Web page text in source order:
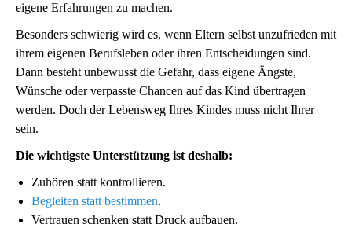
eigene Erfahrungen zu machen.
Besonders schwierig wird es, wenn Eltern selbst unzufrieden mit
ihrem eigenen Berufsleben oder ihren Entscheidungen sind.
Dann besteht unbewusst die Gefahr, dass eigene Ängste,
Wünsche oder verpasste Chancen auf das Kind übertragen
werden. Doch der Lebensweg Ihres Kindes muss nicht Ihrer
sein.
Die wichtigste Unterstützung ist deshalb:
Zuhören statt kontrollieren.
Begleiten statt bestimmen.
Vertrauen schenken statt Druck aufbauen.